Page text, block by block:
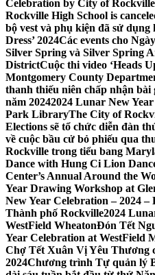
Celebration by City of
Rockville High School is
bộ vest và phụ kiện đã sử
Dress’ 2024Các events cho
Silver Spring và Silver Spring
DistrictCuộc thi video ‘Heads
Montgomery County
thanh thiếu niên chấp nhận bài
năm 20242024 Lunar New
Park LibraryThe City of
Elections sẽ tổ chức diễn đàn
về cuộc bầu cử bỏ phiếu qua
Rockville trong tiểu bang
Dance with Hung Ci Lion
Center’s Annual Around the
Year Drawing Workshop at
New Year Celebration – 2024
Thành phố Rockville2024
WestField WheatonĐón Tết
Year Celebration at WestField
Chợ Tết Xuân Vị Yêu Thương
2024Chương trình Tự quản lý